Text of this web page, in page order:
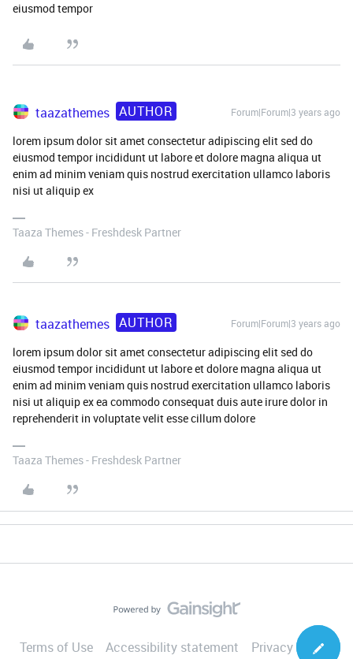
eiusmod tempor
taazathemes AUTHOR Forum|Forum|3 years ago
lorem ipsum dolor sit amet consectetur adipiscing elit sed do
eiusmod tempor incididunt ut labore et dolore magna aliqua ut
enim ad minim veniam quis nostrud exercitation ullamco laboris
nisi ut aliquip ex
Taaza Themes - Freshdesk Partner
taazathemes AUTHOR Forum|Forum|3 years ago
lorem ipsum dolor sit amet consectetur adipiscing elit sed do
eiusmod tempor incididunt ut labore et dolore magna aliqua ut
enim ad minim veniam quis nostrud exercitation ullamco laboris
nisi ut aliquip ex ea commodo consequat duis aute irure dolor in
reprehenderit in voluptate velit esse cillum dolore
Taaza Themes - Freshdesk Partner
Terms of Use Accessibility statement Privacy Notice